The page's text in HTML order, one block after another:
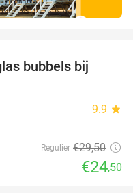
bubbels bij
9.9 star
Regulier €29,50
€24,50